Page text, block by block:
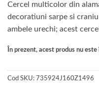
Cercel multicolor din
decoratiuni sarpe si
ambele urechi; acest
În prezent, acest produs nu
Cod SKU: 735924J160Z1496